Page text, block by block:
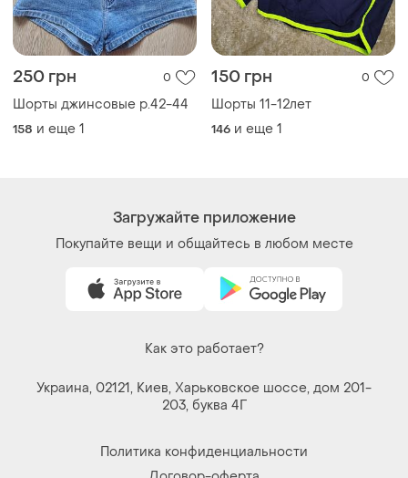
250 грн 0
Шорты джинсовые р.42-44
158 и еще 1
150 грн 0
Шорты 11-12лет
146 и еще 1
Загружайте приложение
Покупайте вещи и общайтесь в любом месте
Как это работает?
Украина, 02121, Киев, Харьковское шоссе, дом 201-
203, буква 4Г
Политика конфиденциальности